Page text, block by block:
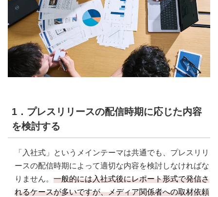
1．プレスリリースの配信時期に応じた内容
を検討する
「入社式」というメインテーマは共通でも、プレスリリ
ースの配信時期によって適切な内容を検討しなければな
りません。 一般的には入社式後にレポート形式で発信さ
れるケースが多いですが、メディア関係者への取材依頼